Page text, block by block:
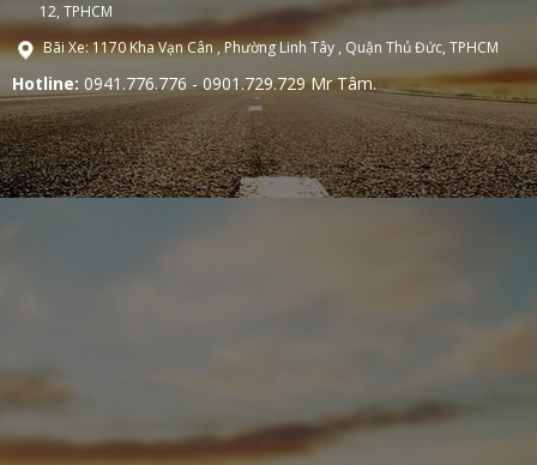
12, TPHCM
Bãi Xe: 1170 Kha Vạn Cân , Phường Linh Tây , Quận Thủ Đức, TPHCM
Hotline: 0941.776.776 - 0901.729.729 Mr Tâm.